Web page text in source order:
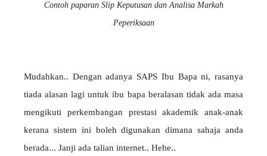
Contoh paparan Slip Keputusan dan Analisa Markah
Peperiksaan
Mudahkan.. Dengan adanya SAPS Ibu Bapa ni, rasanya
tiada alasan lagi untuk ibu bapa beralasan tidak ada masa
mengikuti perkembangan prestasi akademik anak-anak
kerana sistem ini boleh digunakan dimana sahaja anda
berada... Janji ada talian internet.. Hehe..